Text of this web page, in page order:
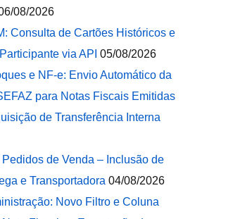
08/2026
Consulta de Cartões Históricos e
via API 05/08/2026
e NF-e: Envio Automático da
para Notas Fiscais Emitidas
de Transferência Interna
Pedidos de Venda – Inclusão de
e Transportadora 04/08/2026
Novo Filtro e Coluna